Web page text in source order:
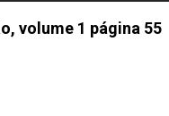
volume 1 página 55